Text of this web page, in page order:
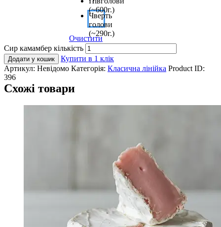
(~600г.)
Чверть
голови
(~290г.)
Очистити
Сир камамбер кількість
Додати у кошик
Купити в 1 клік
Артикул: Невідомо Категорія: Класична лінійка Product ID:
396
Схожі товари